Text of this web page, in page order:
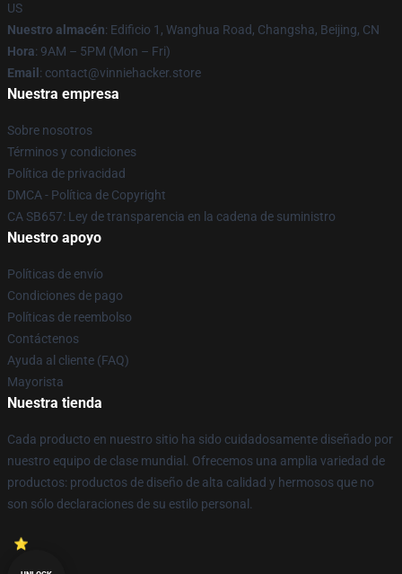
US
Nuestro almacén: Edificio 1, Wanghua Road, Changsha, Beijing, CN
Hora: 9AM – 5PM (Mon – Fri)
Email : contact@vinniehacker.store
Nuestra empresa
Sobre nosotros
Términos y condiciones
Política de privacidad
DMCA - Política de Copyright
CA SB657: Ley de transparencia en la cadena de suministro
Nuestro apoyo
Políticas de envío
Condiciones de pago
Políticas de reembolso
Contáctenos
Ayuda al cliente (FAQ)
Mayorista
Nuestra tienda
Cada producto en nuestro sitio ha sido cuidadosamente diseñado por
nuestro equipo de clase mundial. Ofrecemos una amplia variedad de
productos: productos de diseño de alta calidad y hermosos que no
son sólo declaraciones de su estilo personal.